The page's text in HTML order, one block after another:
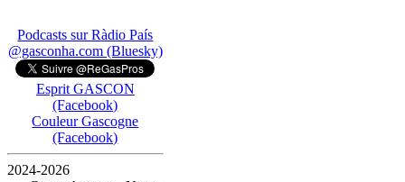
Podcasts sur Ràdio País
@gasconha.com (Bluesky)
Esprit GASCON
(Facebook)
Couleur Gascogne
(Facebook)
2024-2026